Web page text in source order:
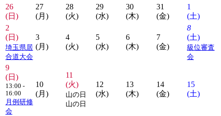
26
(日)
27
(月)
28
(火)
29
(水)
30
(木)
31
(金)
1
(土)
2
(日)
埼玉県居
合道大会
3
(月)
4
(火)
5
(水)
6
(木)
7
(金)
8
(土)
級位審査
会
9
(日)
13:00 -
16:00
月例研修
会
10
(月)
11
(火)
山の日
山の日
12
(水)
13
(木)
14
(金)
15
(土)